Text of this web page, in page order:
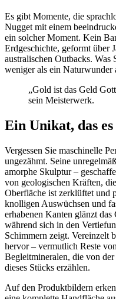
Es gibt Momente, die
Nugget mit einem
ein solcher Moment. Kein
Erdgeschichte, geformt über
australischen Outbacks.
weniger als ein Naturwunder
„Gold ist das Geld
sein Meisterwerk.
Ein Unikat, das
Vergessen Sie maschinelle
ungezähmt. Seine
amorphe Skulptur –
von geologischen Kräften,
Oberfläche ist zerklüftet und
knolligen Auswüchsen und
erhabenen Kanten glänzt
während sich in den
Schimmern zeigt. Vereinzelt
hervor – vermutlich Reste
Begleitmineralen, die von
dieses Stücks erzählen.
Auf den Produktbildern